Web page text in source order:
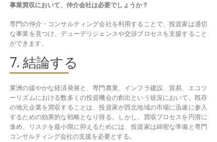
事業買収において、仲介会社は必要でしょうか？
専門の仲介・コンサルティング会社を利用することで、投資家は適切
な事業を見つけ、デューデリジェンスや交渉プロセスを支援すること
ができます。
7. 結論する
莱洲の緩やかな経済発展と、専門農業、インフラ建設、貿易、エコツ
ーリズムにおける数多くの投資機会の創出という状況において、既存
の地元企業を買収することは、投資家が西北地域の市場に迅速に参入
するための効果的な戦略となり得る。しかし、買収プロセスを円滑に
進め、リスクを最小限に抑えるためには、投資家は綿密な準備と専門
コンサルティング会社の支援を必要とする。